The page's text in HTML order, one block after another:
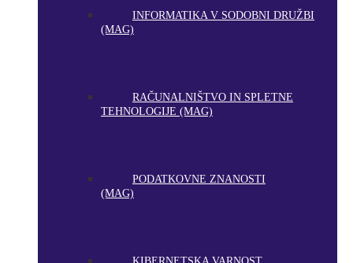
INFORMATIKA V SODOBNI DRUŽBI
(MAG)
RAČUNALNIŠTVO IN SPLETNE
TEHNOLOGIJE (MAG)
PODATKOVNE ZNANOSTI
(MAG)